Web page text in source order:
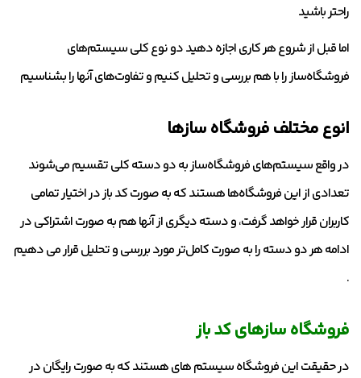
راحتر باشید
اما قبل از شروع هر کاری اجازه دهید دو نوع کلی سیستم‌های
فروشگاه‌ساز را با هم بررسی و تحلیل کنیم و تفاوت‌های آنها را بشناسیم
انوع مختلف فروشگاه‌ سازها
در واقع سیستم‌های فروشگاه‌ساز به دو دسته کلی تقسیم می‌شوند
تعدادی از این فروشگاه‌ها هستند که به صورت کد باز در اختیار تمامی
کاربران قرار خواهد گرفت، و دسته دیگری از آنها هم به صورت اشتراکی در
ادامه هر دو دسته را به صورت کامل‌تر مورد بررسی و تحلیل قرار می دهیم
.
فروشگاه‌ سازهای کد باز
در حقیقت این فروشگاه سیستم های هستند که به صورت رایگان در